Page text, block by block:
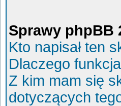
Sprawy phpBB
Kto napisał ten
Dlaczego
Z kim mam się
dotyczących